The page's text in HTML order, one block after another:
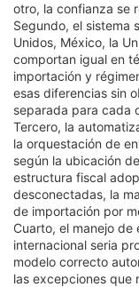
otro, la confianza se
Segundo, el sistema
Unidos, México, la
comportan igual en
importación y
esas diferencias sin
separada para cada
Tercero, la
la orquestación de
según la ubicación
estructura fiscal
desconectadas, la
de importación por
Cuarto, el manejo
internacional seria
modelo correcto
las excepciones que